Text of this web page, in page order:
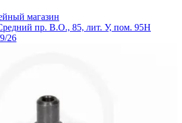
магазин
пр. В.О., 85, лит. У, пом. 95Н
26